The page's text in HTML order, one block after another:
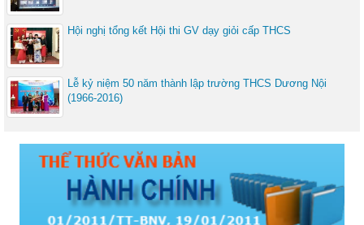
Hội nghị tổng kết Hội thi GV dạy giỏi cấp THCS
Lễ kỷ niệm 50 năm thành lập trường THCS Dương Nội
(1966-2016)